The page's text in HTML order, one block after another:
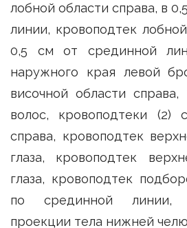
лобной области справа, в
линии, кровоподтек
0,5 см от срединной
наружного края левой
височной области
волос, кровоподтеки (2)
справа, кровоподтек
глаза, кровоподтек
глаза, кровоподтек
по срединной линии,
проекции тела нижней